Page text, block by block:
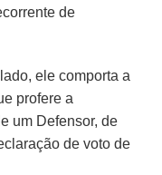
de
ele comporta a
profere a
um Defensor, de
de voto de